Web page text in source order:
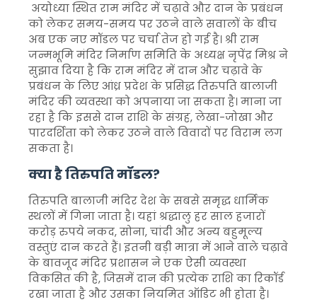
अयोध्या स्थित राम मंदिर में चढ़ावे और दान के प्रबंधन
को लेकर समय-समय पर उठने वाले सवालों के बीच
अब एक नए मॉडल पर चर्चा तेज हो गई है। श्री राम
जन्मभूमि मंदिर निर्माण समिति के अध्यक्ष नृपेंद्र मिश्र ने
सुझाव दिया है कि राम मंदिर में दान और चढ़ावे के
प्रबंधन के लिए आंध्र प्रदेश के प्रसिद्ध तिरुपति बालाजी
मंदिर की व्यवस्था को अपनाया जा सकता है। माना जा
रहा है कि इससे दान राशि के संग्रह, लेखा-जोखा और
पारदर्शिता को लेकर उठने वाले विवादों पर विराम लग
सकता है।
क्या है तिरुपति मॉडल?
तिरुपति बालाजी मंदिर देश के सबसे समृद्ध धार्मिक
स्थलों में गिना जाता है। यहां श्रद्धालु हर साल हजारों
करोड़ रुपये नकद, सोना, चांदी और अन्य बहुमूल्य
वस्तुएं दान करते हैं। इतनी बड़ी मात्रा में आने वाले चढ़ावे
के बावजूद मंदिर प्रशासन ने एक ऐसी व्यवस्था
विकसित की है, जिसमें दान की प्रत्येक राशि का रिकॉर्ड
रखा जाता है और उसका नियमित ऑडिट भी होता है।